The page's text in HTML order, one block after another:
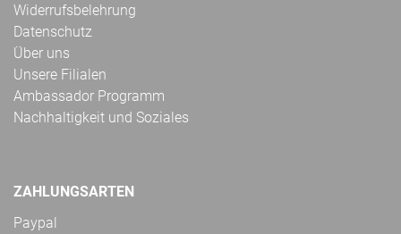
Widerrufsbelehrung
Datenschutz
Über uns
Unsere Filialen
Ambassador Programm
Nachhaltigkeit und Soziales
ZAHLUNGSARTEN
Paypal